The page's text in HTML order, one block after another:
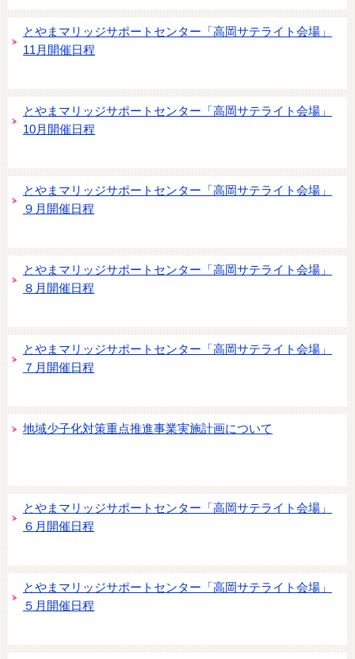
とやまマリッジサポートセンター「高岡サテライト会場」
11月開催日程
とやまマリッジサポートセンター「高岡サテライト会場」
10月開催日程
とやまマリッジサポートセンター「高岡サテライト会場」
９月開催日程
とやまマリッジサポートセンター「高岡サテライト会場」
８月開催日程
とやまマリッジサポートセンター「高岡サテライト会場」
７月開催日程
地域少子化対策重点推進事業実施計画について
とやまマリッジサポートセンター「高岡サテライト会場」
６月開催日程
とやまマリッジサポートセンター「高岡サテライト会場」
５月開催日程